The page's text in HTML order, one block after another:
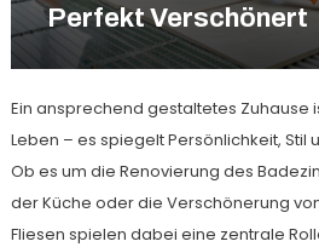
Perfekt Verschönert
Ein ansprechend gestaltetes Zuhause
Leben – es spiegelt Persönlichkeit, Stil
Ob es um die Renovierung des
der Küche oder die Verschönerung
Fliesen spielen dabei eine zentrale